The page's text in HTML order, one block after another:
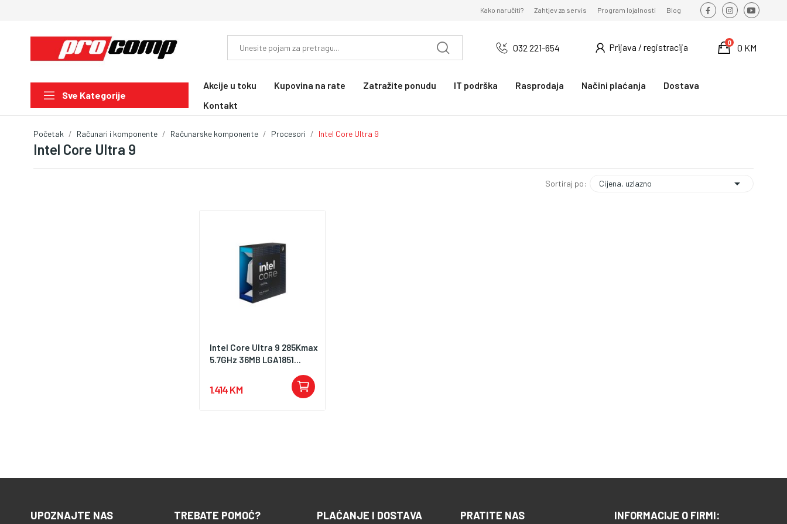
Kako naručiti? Zahtjev za servis Program lojalnosti Blog
032 221-654 Prijava / registracija 0 KM
0
Sve Kategorije
Akcije u toku Kupovina na rate Zatražite ponudu IT podrška Rasprodaja Načini plaćanja
Dostava
Kontakt
Intel Core Ultra 9
Početak Računari i komponente Računarske komponente Procesori Intel Core Ultra 9
Sortiraj po: Cijena, uzlazno 
Intel Core Ultra 9 285Kmax
5.7GHz 36MB LGA1851...
1.414 KM
UPOZNAJTE NAS TREBATE POMOĆ? PLAĆANJE I DOSTAVA PRATITE NAS INFORMACIJE O FIRMI: